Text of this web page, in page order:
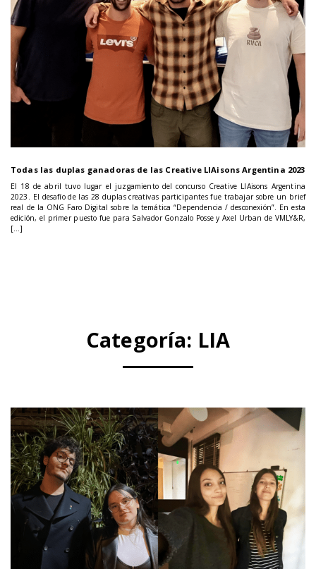
Todas las duplas ganadoras de las Creative LIAisons Argentina 2023
El 18 de abril tuvo lugar el juzgamiento del concurso Creative LIAisons Argentina
2023. El desafío de las 28 duplas creativas participantes fue trabajar sobre un brief
real de la ONG Faro Digital sobre la temática “Dependencia / desconexión”. En esta
edición, el primer puesto fue para Salvador Gonzalo Posse y Axel Urban de VMLY&R,
[…]
Categoría: LIA